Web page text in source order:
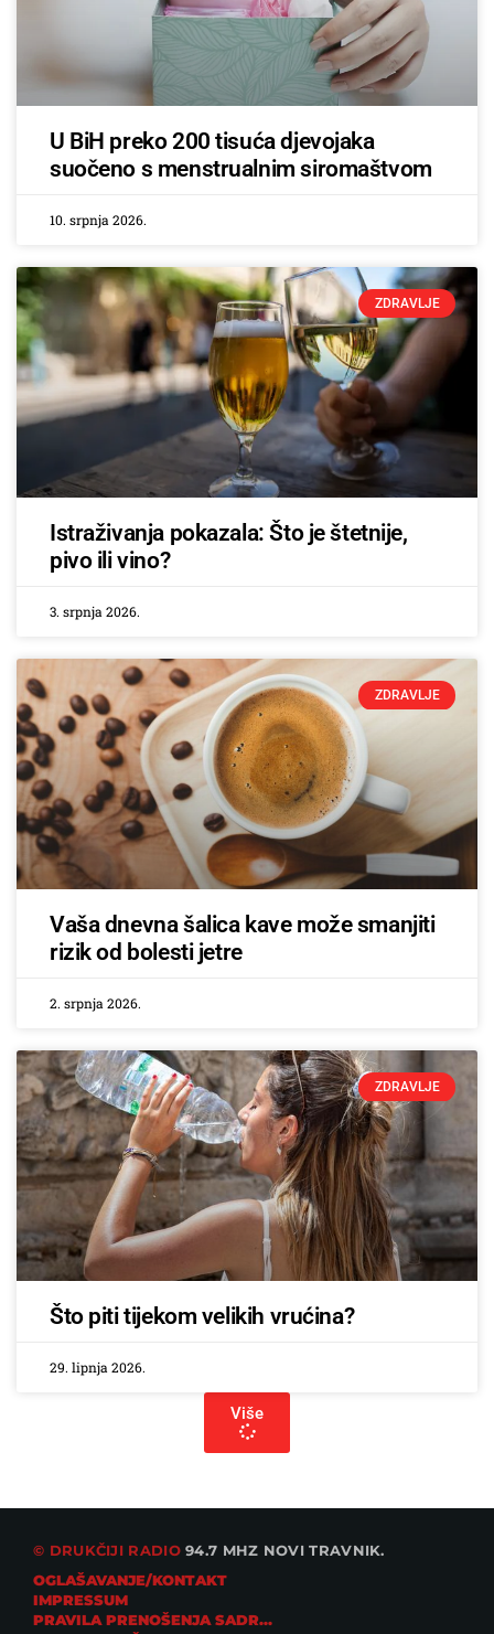
U BiH preko 200 tisuća djevojaka
suočeno s menstrualnim siromaštvom
10. srpnja 2026.
ZDRAVLJE
Istraživanja pokazala: Što je štetnije,
pivo ili vino?
3. srpnja 2026.
ZDRAVLJE
Vaša dnevna šalica kave može smanjiti
rizik od bolesti jetre
2. srpnja 2026.
ZDRAVLJE
Što piti tijekom velikih vrućina?
29. lipnja 2026.
Više
© DRUKČIJI RADIO94.7 MHZ NOVI TRAVNIK.
OGLAŠAVANJE/KONTAKT
IMPRESSUM
PRAVILA PRENOŠENJA SADRŽAJA